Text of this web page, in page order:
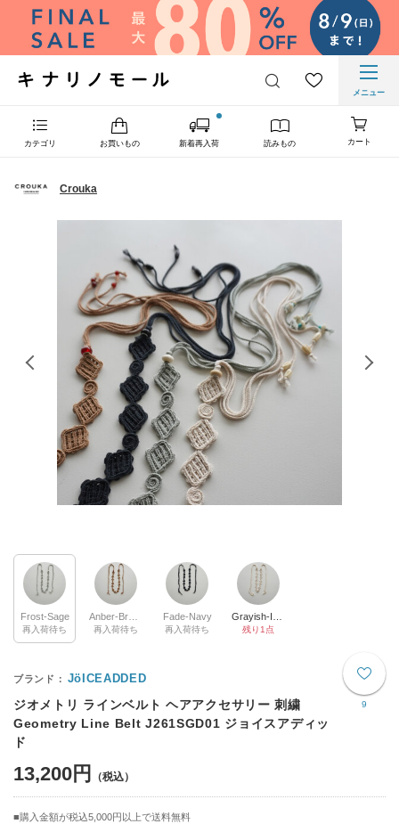
メニュー
カテゴリ お買いもの 新着再入荷 読みもの カート
Crouka
Frost-Sage
再入荷待ち 再入荷待ち
Fade-Navy
再入荷待ち 残り1点
9
JöICEADDED
ジオメトリ ラインベルト ヘアアクセサリー 刺繍
Geometry Line Belt J261SGD01 ジョイスアディッ
ド
13,200円
購入金額が税込5,000円以上で送料無料